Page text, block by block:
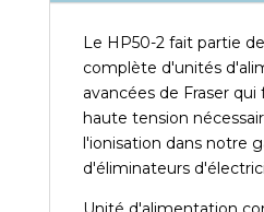
Le HP50-2 fait partie
complète d'unités
avancées de Fraser qui
haute tension
l'ionisation dans notre
d'éliminateurs